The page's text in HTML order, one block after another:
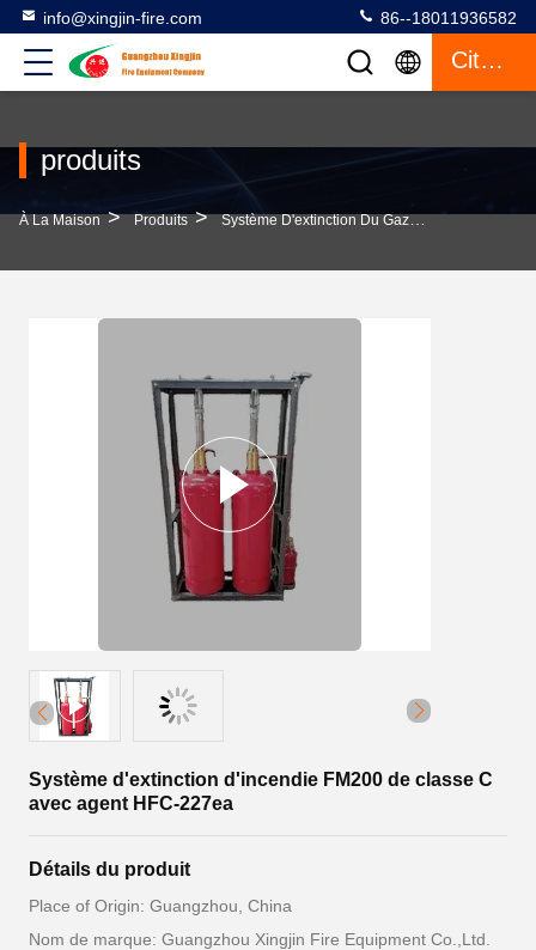
info@xingjin-fire.com 86--18011936582
Citation
produits
À La Maison > Produits > Système D'extinction Du Gaz FM200 >
Système d'extinction d'incendie FM200 de classe C
avec agent HFC-227ea
Détails du produit
Place of Origin: Guangzhou, China
Nom de marque: Guangzhou Xingjin Fire Equipment Co.,Ltd.